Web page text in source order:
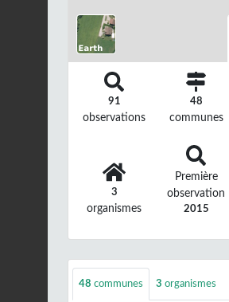
91
observations
48
communes
3
organismes
Première
observation
2015
48 communes 3 organismes